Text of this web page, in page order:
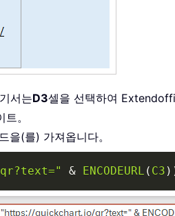
서는D3셀을 선택하여
。
을(를) 가져옵니다。
& ENCODEURL ( C3 )